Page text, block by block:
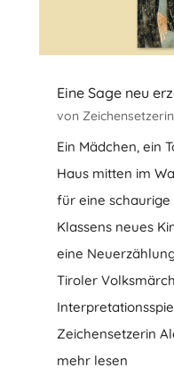
Eine Sage neu
von
Ein Mädchen, ein
Haus mitten im
für eine schaurige
Klassens neues
eine
Tiroler
Zeichensetzerin
mehr lesen